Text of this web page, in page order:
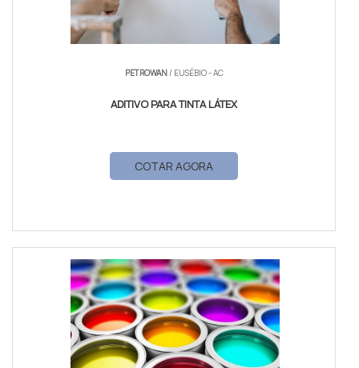
PETROWAN/ EUSÉBIO - AC
ADITIVO PARA TINTA LÁTEX
COTAR AGORA